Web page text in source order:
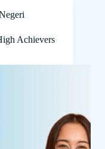
Achievers